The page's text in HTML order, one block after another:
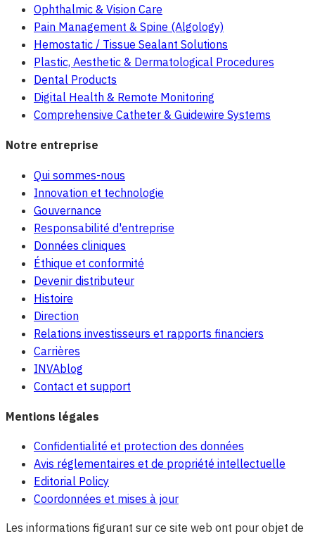
Ophthalmic & Vision Care
Pain Management & Spine (Algology)
Hemostatic / Tissue Sealant Solutions
Plastic, Aesthetic & Dermatological Procedures
Dental Products
Digital Health & Remote Monitoring
Comprehensive Catheter & Guidewire Systems
Notre entreprise
Qui sommes-nous
Innovation et technologie
Gouvernance
Responsabilité d'entreprise
Données cliniques
Éthique et conformité
Devenir distributeur
Histoire
Direction
Relations investisseurs et rapports financiers
Carrières
INVAblog
Contact et support
Mentions légales
Confidentialité et protection des données
Avis réglementaires et de propriété intellectuelle
Editorial Policy
Coordonnées et mises à jour
Les informations figurant sur ce site web ont pour objet de